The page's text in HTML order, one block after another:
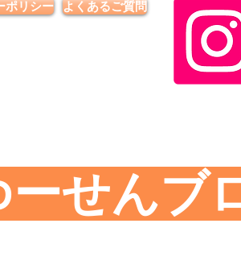
ポリシー よくあるご質問
ーせんブ